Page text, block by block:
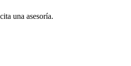
una asesoría.